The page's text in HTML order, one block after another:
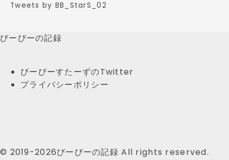
Tweets by BB_StarS_02
びーびーの記録
びーびーすたーずのTwitter
プライバシーポリシー
© 2019-2026びーびーの記録 All rights reserved.